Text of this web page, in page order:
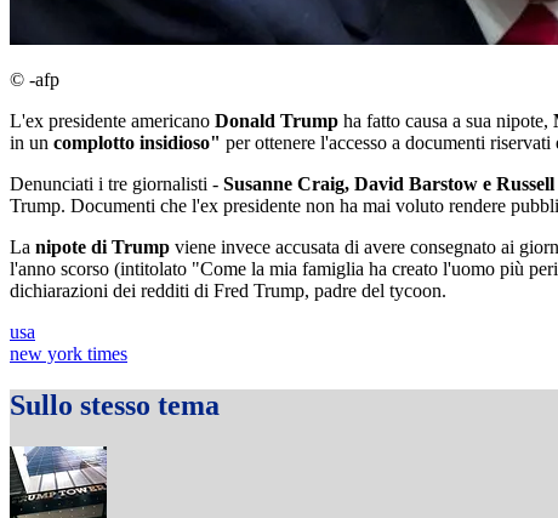
© -afp
L'ex presidente americano Donald Trump ha fatto causa a sua nipote,
in un complotto insidioso" per ottenere l'accesso a documenti
Denunciati i tre giornalisti - Susanne Craig, David Barstow e
Trump. Documenti che l'ex presidente non ha mai voluto rendere
La nipote di Trump viene invece accusata di avere consegnato ai
l'anno scorso (intitolato "Come la mia famiglia ha creato l'uomo più
dichiarazioni dei redditi di Fred Trump, padre del tycoon.
usa
new york times
Sullo stesso tema